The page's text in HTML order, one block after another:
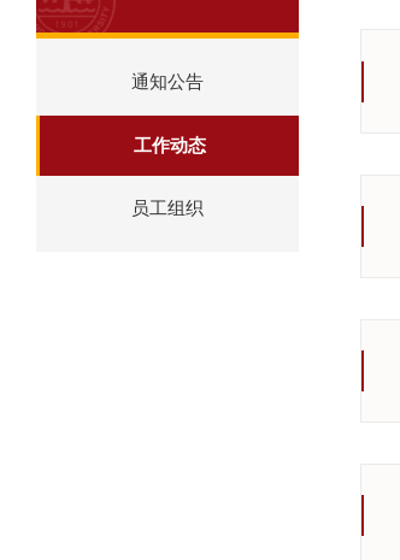
通知公告
工作动态
员工组织